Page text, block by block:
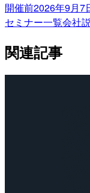
開催前2026年9月7
セミナー一覧会社
関連記事